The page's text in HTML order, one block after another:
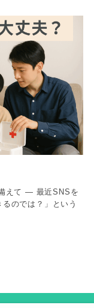
えて ― 最近SNSを
のでは？」という